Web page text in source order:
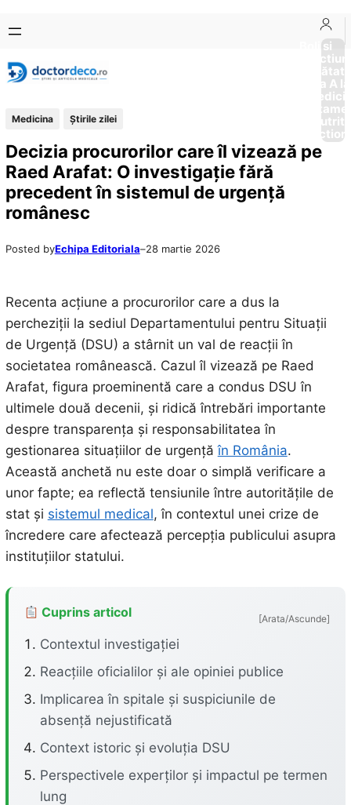
conținut
content
Boli si
Afectiuni
Sănătate
de la A
Medicina Știrile zilei
Decizia procurorilor care îl vizează pe
Raed Arafat: O investigație fără
precedent în sistemul de urgență
românesc
Posted byEchipa Editoriala–28 martie 2026
Recenta acțiune a procurorilor care a dus la
percheziții la sediul Departamentului pentru Situații
de Urgență (DSU) a stârnit un val de reacții în
societatea românească. Cazul îl vizează pe Raed
Arafat, figura proeminentă care a condus DSU în
ultimele două decenii, și ridică întrebări importante
despre transparența și responsabilitatea în
gestionarea situațiilor de urgențăîn România.
Această anchetă nu este doar o simplă verificare a
unor fapte; ea reflectă tensiunile între autoritățile de
stat și sistemul medical, în contextul unei crize de
încredere care afectează percepția publicului asupra
instituțiilor statului.
Cuprins articol [Arata/Ascunde]
Contextul investigației
Reacțiile oficialilor și ale opiniei publice
Implicarea în spitale și suspiciunile de
absență nejustificată
Context istoric și evoluția DSU
Perspectivele experților și impactul pe termen
lung